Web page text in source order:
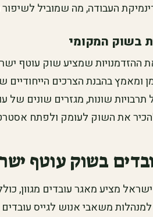
העבודה, מה שמוביל
בשוק המקומי
ההזדמנויות שמציע שוק עוטף
ומאמץ בהבנת הצרכים
שונות, מגזרים שונים של
את השוק לעומק ולפתח
בשוק עוטף
מציע מאגר עובדים מגוון,
משאבי אנוש לגייס